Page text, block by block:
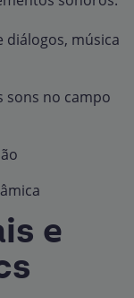
diálogos, música
sons no campo
e